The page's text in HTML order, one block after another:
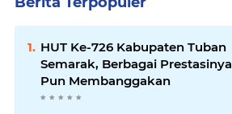
HUT Ke-726 Kabupaten Tuban
Semarak, Berbagai Prestasinya
Pun Membanggakan